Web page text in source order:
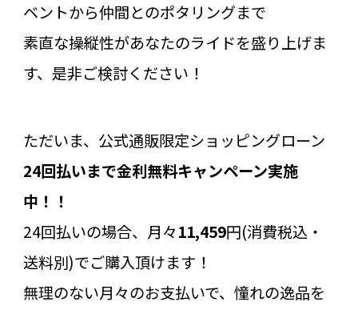
ベントから仲間とのポタリングまで
素直な操縦性があなたのライドを盛り上げま
す、是非ご検討ください！
ただいま、公式通販限定ショッピングローン
24回払いまで金利無料キャンペーン実施
中！！
24回払いの場合、月々11,459円(消費税込・
送料別)でご購入頂けます！
無理のない月々のお支払いで、憧れの逸品を